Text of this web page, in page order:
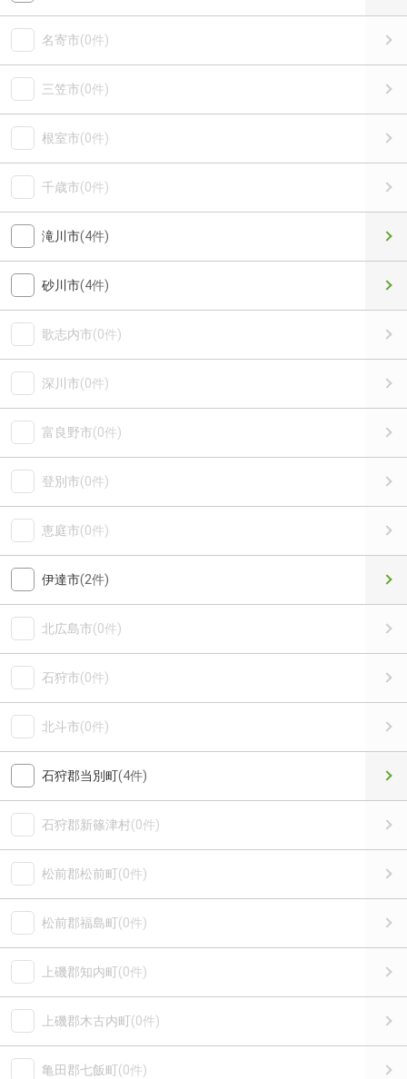
名寄市(0件)
三笠市(0件)
根室市(0件)
千歳市(0件)
滝川市(4件)
砂川市(4件)
歌志内市(0件)
深川市(0件)
富良野市(0件)
登別市(0件)
恵庭市(0件)
伊達市(2件)
北広島市(0件)
石狩市(0件)
北斗市(0件)
石狩郡当別町(4件)
石狩郡新篠津村(0件)
松前郡松前町(0件)
松前郡福島町(0件)
上磯郡知内町(0件)
上磯郡木古内町(0件)
亀田郡七飯町(0件)